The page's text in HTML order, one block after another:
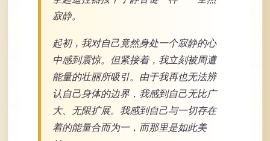
寂静。
起初，我对自己竟然身处一个寂静的心
中感到震惊。但紧接着，我立刻被周遭
能量的壮丽所吸引。由于我再也无法辨
认自己身体的边界，我感到自己无比广
大、无限扩展。我感到自己与一切存在
着的能量合而为一，而那里是如此美